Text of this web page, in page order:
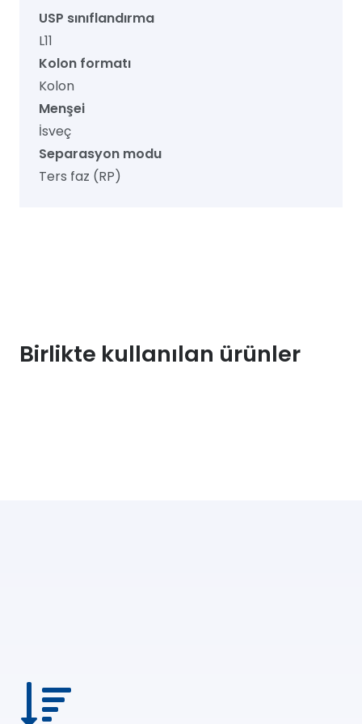
USP sınıflandırma
L11
Kolon formatı
Kolon
Menşei
İsveç
Separasyon modu
Ters faz (RP)
Birlikte kullanılan ürünler